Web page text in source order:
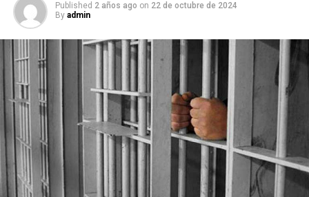
Published 2 años ago on 22 de octubre de 2024
By admin